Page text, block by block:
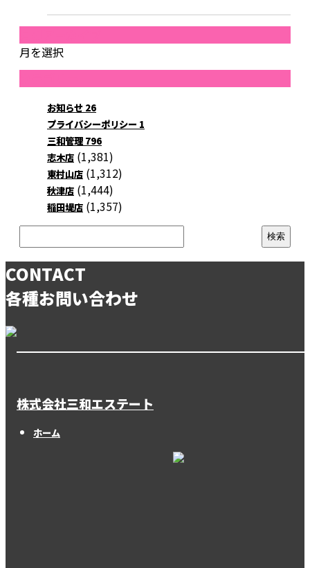
月を選択
お知らせ 26
プライバシーポリシー 1
三和管理 796
志木店 (1,381)
東村山店 (1,312)
秋津店 (1,444)
稲田堤店 (1,357)
CONTACT
各種お問い合わせ
株式会社三和エステート
ホーム